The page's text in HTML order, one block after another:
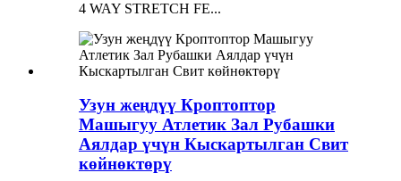
4 WAY STRETCH FE...
Узун жеңдүү Кроптоптор
Машыгуу Атлетик Зал Рубашки
Аялдар үчүн Кыскартылган Свит
көйнөктөрү